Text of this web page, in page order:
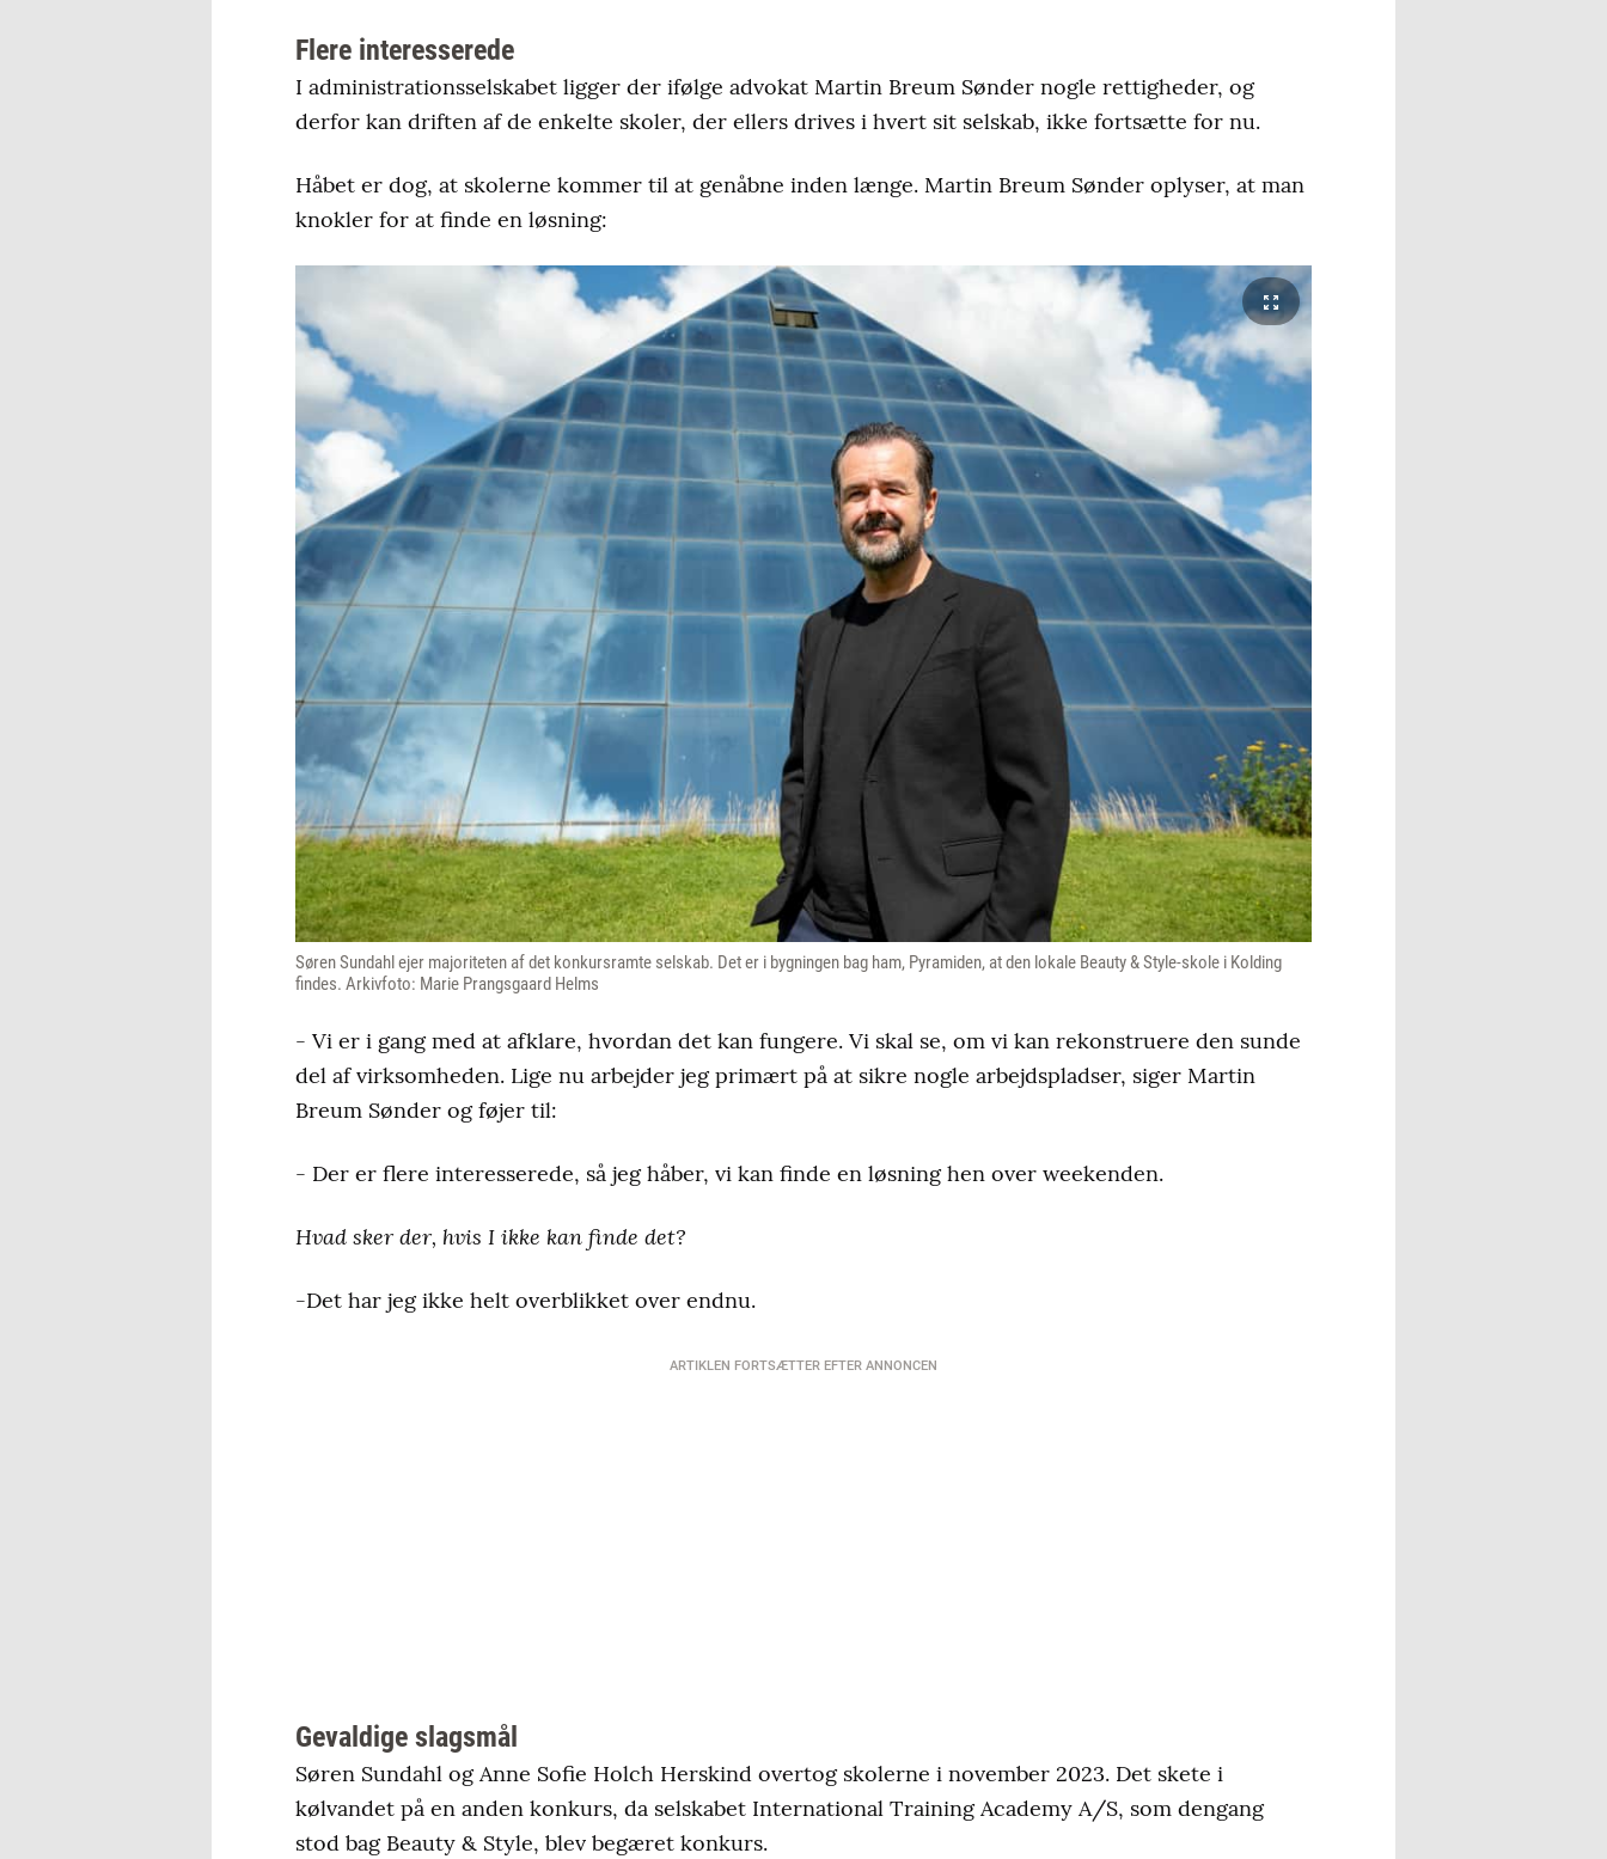
Flere interesserede
I administrationsselskabet ligger der ifølge advokat Martin Breum Sønder nogle rettigheder, og
derfor kan driften af de enkelte skoler, der ellers drives i hvert sit selskab, ikke fortsætte for nu.
Håbet er dog, at skolerne kommer til at genåbne inden længe. Martin Breum Sønder oplyser, at man
knokler for at finde en løsning:
Søren Sundahl ejer majoriteten af det konkursramte selskab. Det er i bygningen bag ham, Pyramiden, at den lokale Beauty & Style-skole i Kolding
findes. Arkivfoto: Marie Prangsgaard Helms
- Vi er i gang med at afklare, hvordan det kan fungere. Vi skal se, om vi kan rekonstruere den sunde
del af virksomheden. Lige nu arbejder jeg primært på at sikre nogle arbejdspladser, siger Martin
Breum Sønder og føjer til:
- Der er flere interesserede, så jeg håber, vi kan finde en løsning hen over weekenden.
Hvad sker der, hvis I ikke kan finde det?
-Det har jeg ikke helt overblikket over endnu.
ARTIKLEN FORTSÆTTER EFTER ANNONCEN
Gevaldige slagsmål
Søren Sundahl og Anne Sofie Holch Herskind overtog skolerne i november 2023. Det skete i
kølvandet på en anden konkurs, da selskabet International Training Academy A/S, som dengang
stod bag Beauty & Style, blev begæret konkurs.